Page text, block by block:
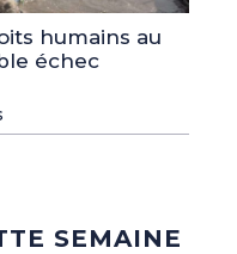
humains au
échec
SEMAINE